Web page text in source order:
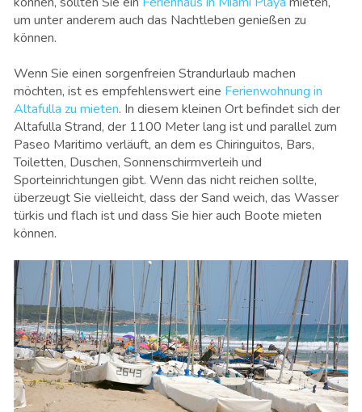
um unter anderem auch das Nachtleben genießen zu
können.
Wenn Sie einen sorgenfreien Strandurlaub machen
möchten, ist es empfehlenswert eine Ferienwohnung in
Altafulla zu mieten. In diesem kleinen Ort befindet sich der
Altafulla Strand, der 1100 Meter lang ist und parallel zum
Paseo Maritimo verläuft, an dem es Chiringuitos, Bars,
Toiletten, Duschen, Sonnenschirmverleih und
Sporteinrichtungen gibt. Wenn das nicht reichen sollte,
überzeugt Sie vielleicht, dass der Sand weich, das Wasser
türkis und flach ist und dass Sie hier auch Boote mieten
können.